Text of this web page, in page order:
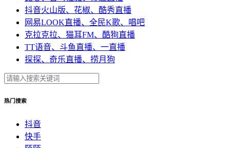
抖音火山版、花椒、酷秀直播
网易LOOK直播、全民K歌、唱吧
克拉克拉、猫耳FM、酷狗直播
TT语音、斗鱼直播、一直播
探探、奇乐直播、捞月狗
热门搜索
抖音
快手